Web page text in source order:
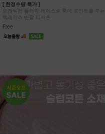
[ 한정수량 특가 ]
로맨틱한 플라워 레이스로 룩에 포인트를 주는
백레이스 반팔 티셔츠
Free